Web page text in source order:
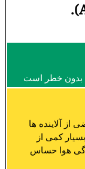
بدون خطر است
آلاینده ها
کمی از
هوا حساس